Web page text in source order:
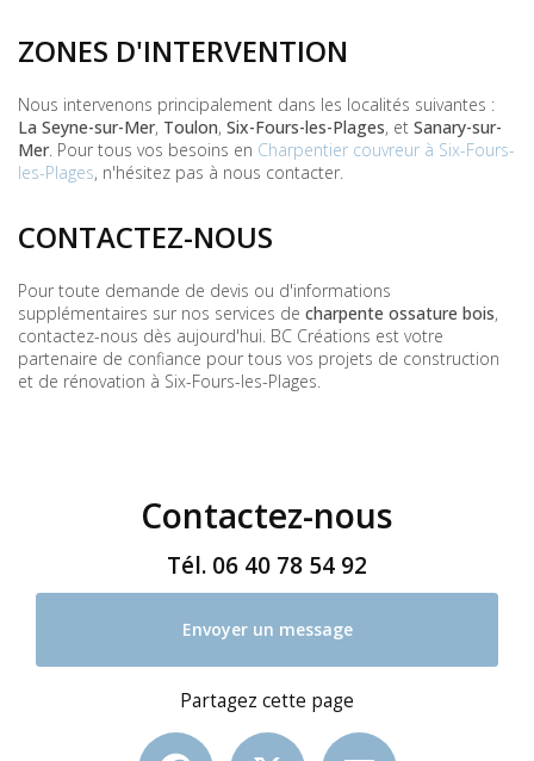
ZONES D'INTERVENTION
Nous intervenons principalement dans les localités suivantes :
La Seyne-sur-Mer, Toulon, Six-Fours-les-Plages, et Sanary-sur-
Mer. Pour tous vos besoins en Charpentier couvreur à Six-Fours-
les-Plages, n'hésitez pas à nous contacter.
CONTACTEZ-NOUS
Pour toute demande de devis ou d'informations
supplémentaires sur nos services de charpente ossature bois,
contactez-nous dès aujourd'hui. BC Créations est votre
partenaire de confiance pour tous vos projets de construction
et de rénovation à Six-Fours-les-Plages.
Contactez-nous
Tél. 06 40 78 54 92
Envoyer un message
Partagez cette page
Facebook